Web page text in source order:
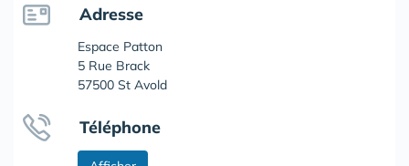
Adresse
Espace Patton
5 Rue Brack
57500 St Avold
Téléphone